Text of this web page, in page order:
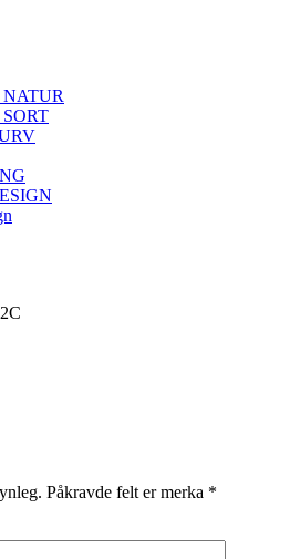
Påkravde felt er merka *